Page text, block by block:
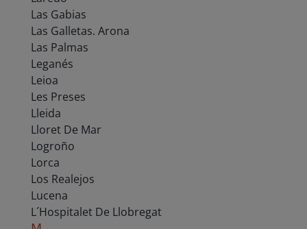
Las Gabias
Las Galletas. Arona
Las Palmas
Leganés
Leioa
Les Preses
Lleida
Lloret De Mar
Logroño
Lorca
Los Realejos
Lucena
L´Hospitalet De Llobregat